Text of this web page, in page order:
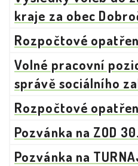
kraje za obec
Rozpočtové
Volné pracovní
správě sociálního
Rozpočtové
Pozvánka na ZOD
Pozvánka na